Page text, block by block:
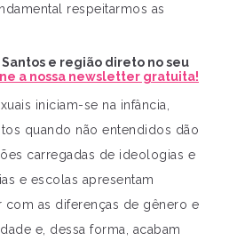
respeitarmos as
e região direto no seu
a nossa newsletter gratuita!
iniciam-se na infância,
quando não entendidos dão
carregadas de ideologias e
e escolas apresentam
com as diferenças de gênero e
e, dessa forma, acabam